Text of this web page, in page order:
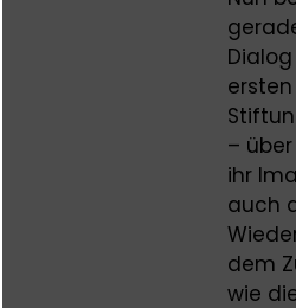
–
ihr
auch
dem
wie